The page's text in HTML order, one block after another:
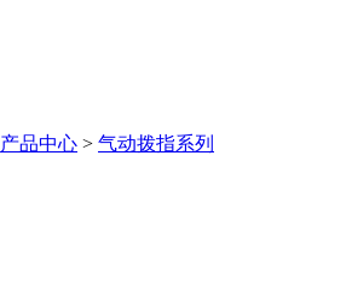
产品中心 > 气动拨指系列